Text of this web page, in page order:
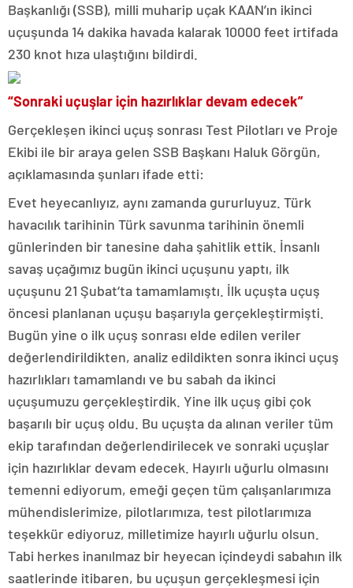
Başkanlığı (SSB), milli muharip uçak KAAN’ın ikinci
uçuşunda 14 dakika havada kalarak 10000 feet irtifada
230 knot hıza ulaştığını bildirdi.
“Sonraki uçuşlar için hazırlıklar devam edecek”
Gerçekleşen ikinci uçuş sonrası Test Pilotları ve Proje
Ekibi ile bir araya gelen SSB Başkanı Haluk Görgün,
açıklamasında şunları ifade etti:
Evet heyecanlıyız, aynı zamanda gururluyuz. Türk
havacılık tarihinin Türk savunma tarihinin önemli
günlerinden bir tanesine daha şahitlik ettik. İnsanlı
savaş uçağımız bugün ikinci uçuşunu yaptı, ilk
uçuşunu 21 Şubat‘ta tamamlamıştı. İlk uçuşta uçuş
öncesi planlanan uçuşu başarıyla gerçekleştirmişti.
Bugün yine o ilk uçuş sonrası elde edilen veriler
değerlendirildikten, analiz edildikten sonra ikinci uçuş
hazırlıkları tamamlandı ve bu sabah da ikinci
uçuşumuzu gerçekleştirdik. Yine ilk uçuş gibi çok
başarılı bir uçuş oldu. Bu uçuşta da alınan veriler tüm
ekip tarafından değerlendirilecek ve sonraki uçuşlar
için hazırlıklar devam edecek. Hayırlı uğurlu olmasını
temenni ediyorum, emeği geçen tüm çalışanlarımıza
mühendislerimize, pilotlarımıza, test pilotlarımıza
teşekkür ediyoruz, milletimize hayırlı uğurlu olsun.
Tabi herkes inanılmaz bir heyecan içindeydi sabahın ilk
saatlerinde itibaren, bu uçuşun gerçekleşmesi için